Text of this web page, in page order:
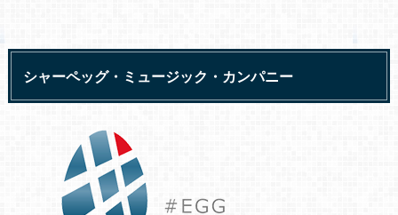
シャーペッグ・ミュージック・カンパニー